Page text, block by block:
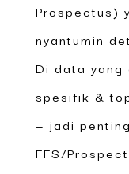
Prospectus)
nyantumin
Di data yang
spesifik &
— jadi
FFS/